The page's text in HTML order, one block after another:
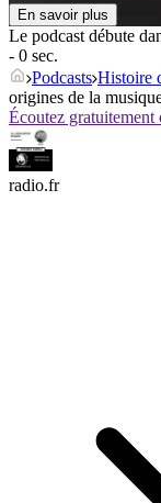
En savoir plus
Le podcast débute
- 0 sec.
Podcasts Histoire
origines de la
Écoutez gratuitement
radio.fr